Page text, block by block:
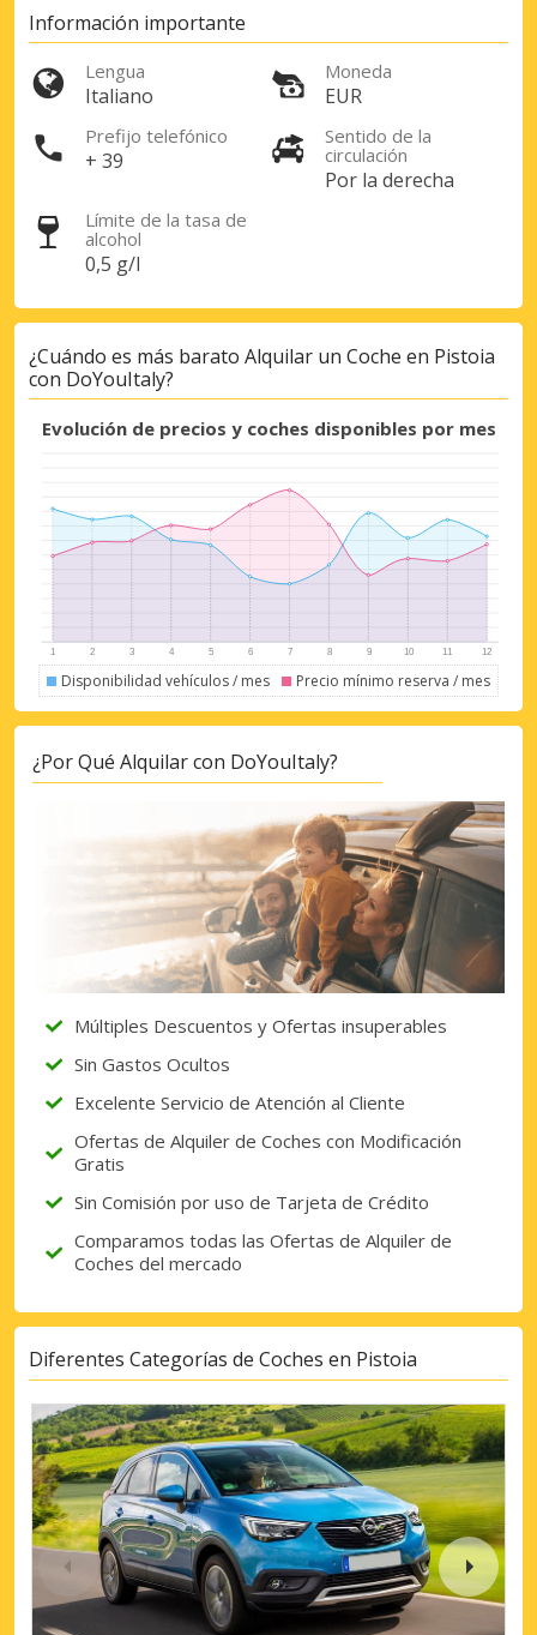
Información importante
Lengua
Italiano
Moneda
EUR
Prefijo telefónico
+ 39
Sentido de la
circulación
Por la derecha
Límite de la tasa de
alcohol
0,5 g/l
¿Cuándo es más barato Alquilar un Coche en Pistoia
con DoYouItaly?
Evolución de precios y coches disponibles por mes
Disponibilidad vehículos / mes Precio mínimo reserva / mes
¿Por Qué Alquilar con DoYouItaly?
Múltiples Descuentos y Ofertas insuperables
Sin Gastos Ocultos
Excelente Servicio de Atención al Cliente
Ofertas de Alquiler de Coches con Modificación
Gratis
Sin Comisión por uso de Tarjeta de Crédito
Comparamos todas las Ofertas de Alquiler de
Coches del mercado
Diferentes Categorías de Coches en Pistoia
Descuentos especiales
Accede a ofertas exclusivas de nuestros
Iniciar sesión con eLink